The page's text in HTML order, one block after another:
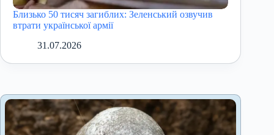
Близько 50 тисяч загиблих: Зеленський озвучив
втрати української армії
31.07.2026